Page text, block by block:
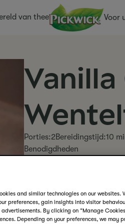
van thee Voor
Vanilla
Porties:2Bereidingstijd:10
Benodigdheden
spatel
Deze wentelteefjes van
perfect voor een luxe ontbijt
and similar technologies on our websites.
preferences, gain insights into visitor
By clicking on “Manage
Depending on your preferences, we may